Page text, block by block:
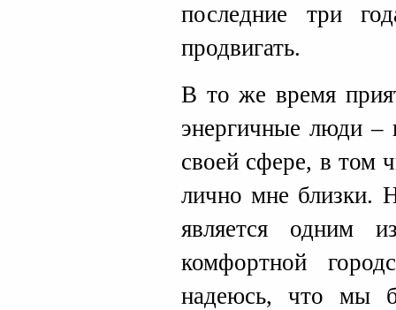
последние три
продвигать.
В то же время
энергичные люди –
своей сфере, в том
лично мне близки.
является одним
комфортной
надеюсь, что мы